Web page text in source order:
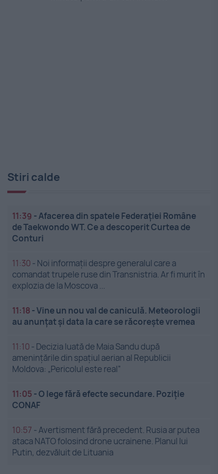
Stiri calde
11:39 -Afacerea din spatele Federației Române
de Taekwondo WT. Ce a descoperit Curtea de
Conturi
11:30 - Noi informații despre generalul care a
comandat trupele ruse din Transnistria. Ar fi murit în
explozia de la Moscova ...
11:18 -Vine un nou val de caniculă. Meteorologii
au anunțat și data la care se răcorește vremea
11:10 - Decizia luată de Maia Sandu după
amenințările din spațiul aerian al Republicii
Moldova: „Pericolul este real”
11:05 -O lege fără efecte secundare. Poziție
CONAF
10:57 -Avertisment fără precedent. Rusia ar putea
ataca NATO folosind drone ucrainene. Planul lui
Putin, dezvăluit de Lituania